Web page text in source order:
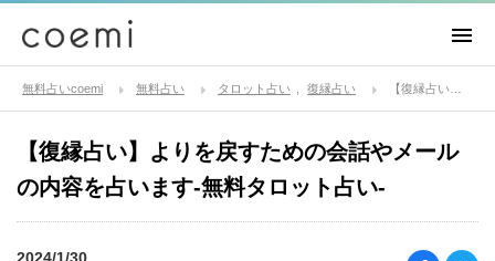
無料占いcoemi 無料占い タロット占い 復縁占い
【復縁占い】よりを戻すための会話やメール
の内容を占います-無料タロット占い-